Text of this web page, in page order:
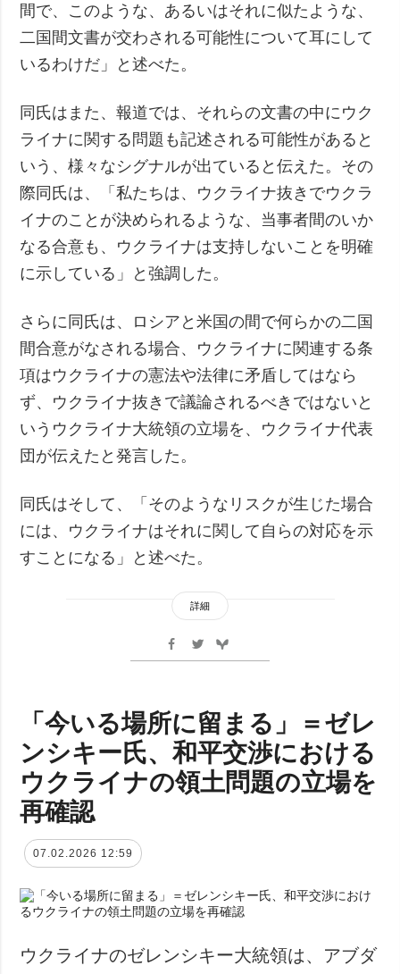
間で、このような、あるいはそれに似たような、
二国間文書が交わされる可能性について耳にして
いるわけだ」と述べた。
同氏はまた、報道では、それらの文書の中にウク
ライナに関する問題も記述される可能性があると
いう、様々なシグナルが出ていると伝えた。その
際同氏は、「私たちは、ウクライナ抜きでウクラ
イナのことが決められるような、当事者間のいか
なる合意も、ウクライナは支持しないことを明確
に示している」と強調した。
さらに同氏は、ロシアと米国の間で何らかの二国
間合意がなされる場合、ウクライナに関連する条
項はウクライナの憲法や法律に矛盾してはなら
ず、ウクライナ抜きで議論されるべきではないと
いうウクライナ大統領の立場を、ウクライナ代表
団が伝えたと発言した。
同氏はそして、「そのようなリスクが生じた場合
には、ウクライナはそれに関して自らの対応を示
すことになる」と述べた。
詳細
「今いる場所に留まる」＝ゼレ
ンシキー氏、和平交渉における
ウクライナの領土問題の立場を
再確認
07.02.2026 12:59
ウクライナのゼレンシキー大統領は、アブダ